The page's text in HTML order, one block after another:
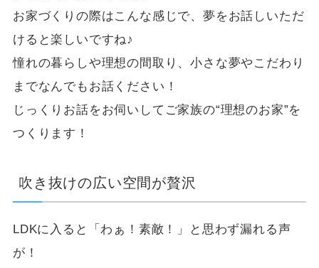
お家づくりの際はこんな感じで、夢をお話しいただ
けると楽しいですね♪
憧れの暮らしや理想の間取り、小さな夢やこだわり
までなんでもお話ください！
じっくりお話をお伺いしてご家族の“理想のお家”を
つくります！
吹き抜けの広い空間が贅沢
LDKに入ると「わぁ！素敵！」と思わず漏れる声
が！